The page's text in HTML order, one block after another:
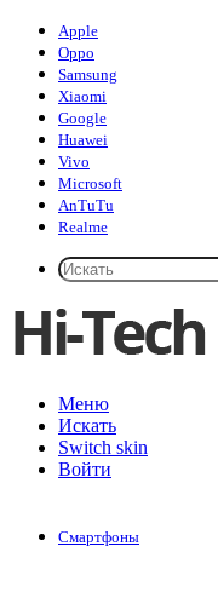
Apple
Oppo
Samsung
Xiaomi
Google
Huawei
Vivo
Microsoft
AnTuTu
Realme
Меню
Искать
Switch skin
Войти
Смартфоны